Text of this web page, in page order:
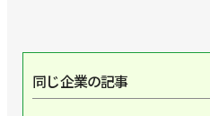
同じ企業の記事